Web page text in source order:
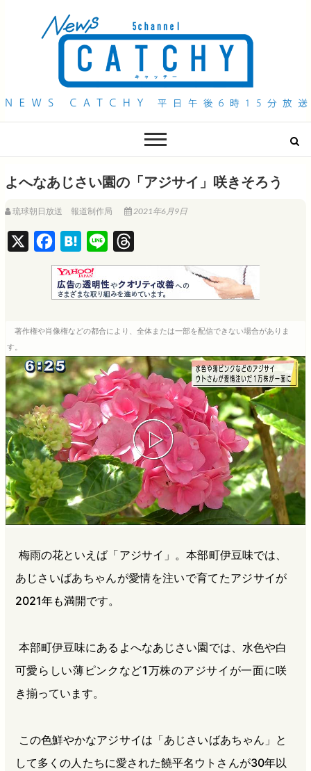
QAB NEWS Headline
よへなあじさい園の「アジサイ」咲きそろう
琉球朝日放送 報道制作局 2021年6月9日
a
c
e
b
o
k
H
a
t
e
i
n
e
h
r
e
s
著作権や肖像権などの都合により、全体または一部を配信できない場合がありま
す。
梅雨の花といえば「アジサイ」。本部町伊豆味では、
あじさいばあちゃんが愛情を注いで育てたアジサイが
2021年も満開です。
本部町伊豆味にあるよへなあじさい園では、水色や白
可愛らしい薄ピンクなど1万株のアジサイが一面に咲
き揃っています。
この色鮮やかなアジサイは「あじさいばあちゃん」と
して多くの人たちに愛された饒平名ウトさんが30年以